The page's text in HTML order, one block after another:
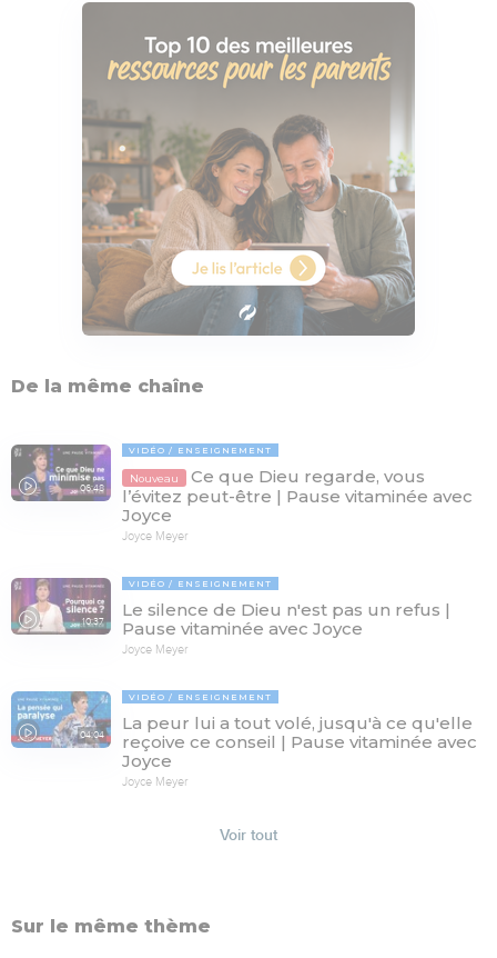
De la même chaîne
06:48
VIDÉO ENSEIGNEMENT
Nouveau
Ce que Dieu regarde, vous
l’évitez peut-être | Pause vitaminée avec
Joyce
Joyce Meyer
10:37
VIDÉO ENSEIGNEMENT
Le silence de Dieu n'est pas un refus |
Pause vitaminée avec Joyce
Joyce Meyer
04:04
VIDÉO ENSEIGNEMENT
La peur lui a tout volé, jusqu'à ce qu'elle
reçoive ce conseil | Pause vitaminée avec
Joyce
Joyce Meyer
Voir tout
Sur le même thème